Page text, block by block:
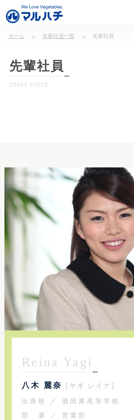
山形県東田川郡庄内町の漬物メーカー
ホーム 先輩社員一覧 先輩社員
先輩社員
STAFF VOICE
Reina Yagi
八木 麗奈 [ヤギ レイナ]
出身校 ／ 酒田東高等学校
部 署 ／ 営業部